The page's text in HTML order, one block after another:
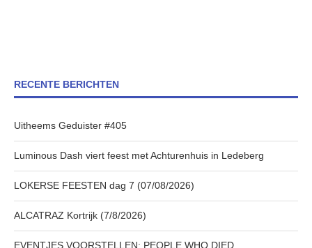
RECENTE BERICHTEN
Uitheems Geduister #405
Luminous Dash viert feest met Achturenhuis in Ledeberg
LOKERSE FEESTEN dag 7 (07/08/2026)
ALCATRAZ Kortrijk (7/8/2026)
EVENTJES VOORSTELLEN: PEOPLE WHO DIED